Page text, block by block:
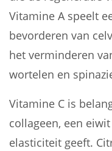
Vitamine A speelt
bevorderen van
het verminderen
wortelen en
Vitamine C is
collageen, een
elasticiteit geeft.